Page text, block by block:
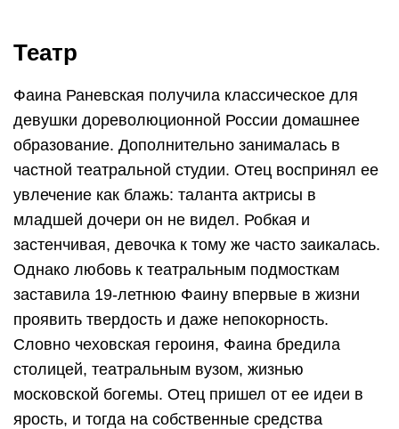
Театр
Фаина Раневская получила классическое для
девушки дореволюционной России домашнее
образование. Дополнительно занималась в
частной театральной студии. Отец воспринял ее
увлечение как блажь: таланта актрисы в
младшей дочери он не видел. Робкая и
застенчивая, девочка к тому же часто заикалась.
Однако любовь к театральным подмосткам
заставила 19-летнюю Фаину впервые в жизни
проявить твердость и даже непокорность.
Словно чеховская героиня, Фаина бредила
столицей, театральным вузом, жизнью
московской богемы. Отец пришел от ее идеи в
ярость, и тогда на собственные средства